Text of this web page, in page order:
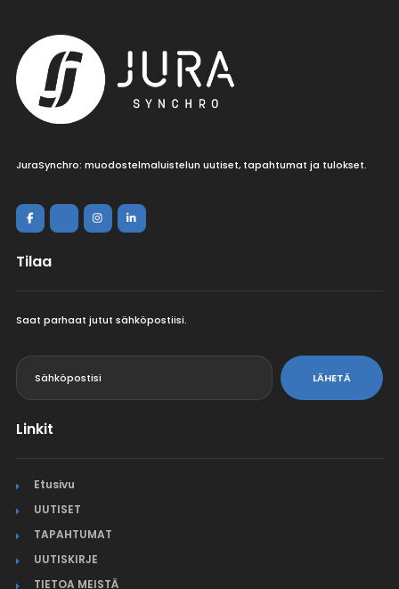
JuraSynchro: muodostelmaluistelun uutiset, tapahtumat ja tulokset.
Tilaa
Saat parhaat jutut sähköpostiisi.
LÄHETÄ
Linkit
Etusivu
UUTISET
TAPAHTUMAT
UUTISKIRJE
TIETOA MEISTÄ